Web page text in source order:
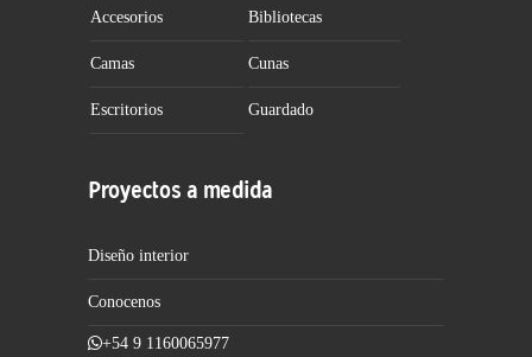
Accesorios Bibliotecas
Camas Cunas
Escritorios Guardado
Proyectos a medida
Diseño interior
Conocenos
+54 9 1160065977